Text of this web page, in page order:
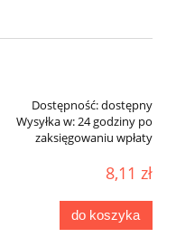
Dostępność:dostępny
Wysyłka w: 24 godziny po
zaksięgowaniu wpłaty
8,11 zł
do koszyka